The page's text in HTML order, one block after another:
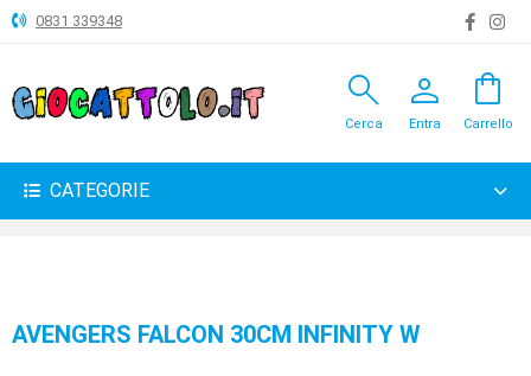
ANIMALI
BAMBOLE
0831 339348
search
Cerca
person
Entra
shopping_bag
Carrello
CATEGORIE
AVENGERS FALCON 30CM INFINITY W